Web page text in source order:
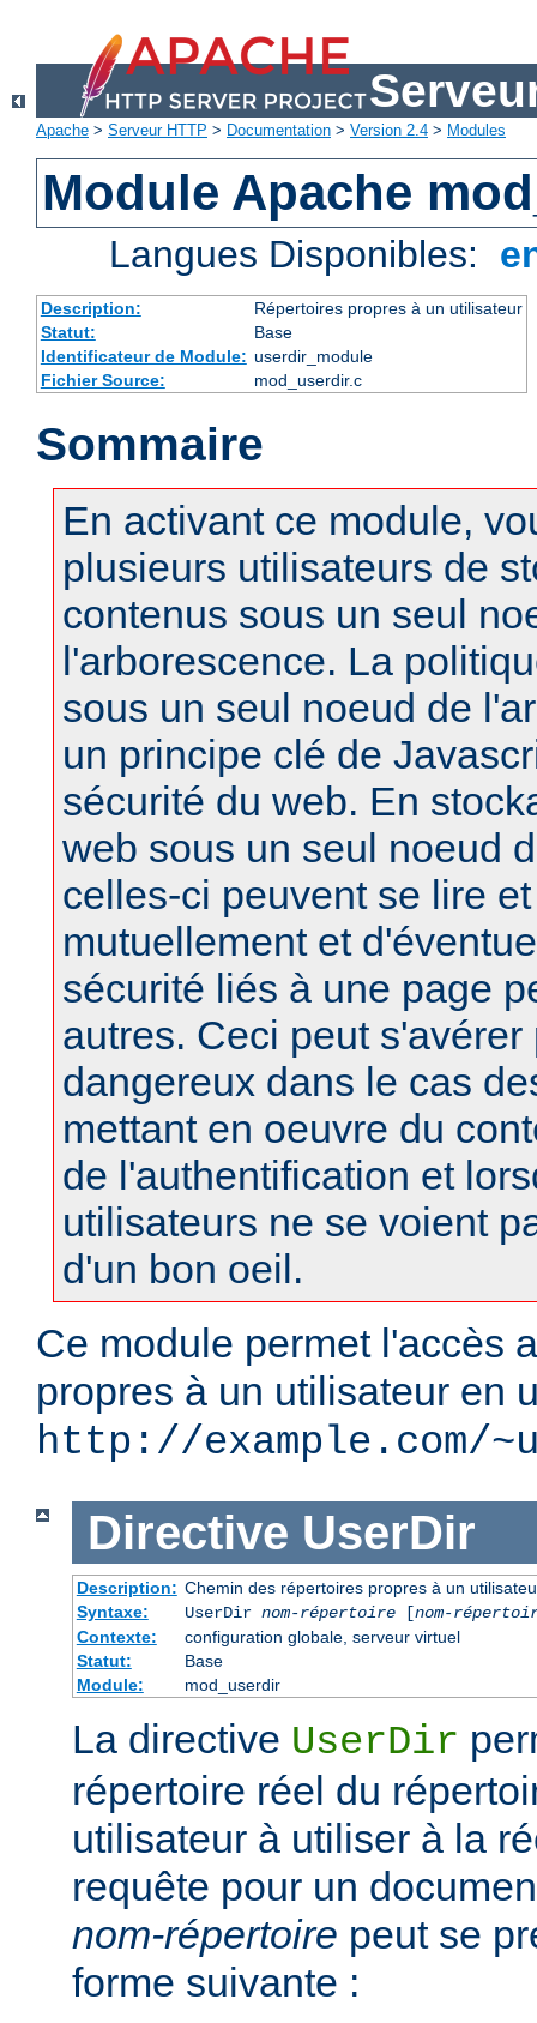
Apache > Serveur HTTP > Documentation > Version 2.4 > Modules
Module Apache
Langues Disponibles:
Description:
Répertoires propres à un utilisateur
Statut:
Base
Identificateur de Module: userdir_module
Fichier Source:
mod_userdir.c
Sommaire
En activant ce module,
plusieurs utilisateurs de
contenus sous un seul
l'arborescence. La
sous un seul noeud de
un principe clé de
sécurité du web. En
web sous un seul noeud
celles-ci peuvent se lire
mutuellement et
sécurité liés à une page
autres. Ceci peut
dangereux dans le cas
mettant en oeuvre du
de l'authentification et
utilisateurs ne se voient
d'un bon oeil.
Ce module permet l'accès
propres à un utilisateur en
http://example.com/
Directive UserDir
Description: Chemin des répertoires propres à un
Syntaxe:
UserDir nom-répertoire[nom-
Contexte:
configuration globale, serveur virtuel
Statut:
Base
Module:
mod_userdir
La directive UserDir
répertoire réel du
utilisateur à utiliser à la
requête pour un
nom-répertoire peut se
forme suivante :